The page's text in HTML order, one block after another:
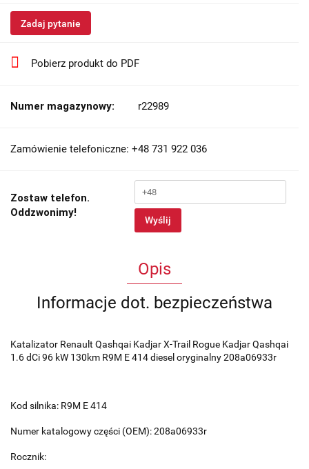
Zadaj pytanie
Pobierz produkt do PDF
Numer magazynowy: r22989
Zamówienie telefoniczne: +48 731 922 036
Zostaw telefon.
Oddzwonimy!
Wyślij
Opis
Informacje dot. bezpieczeństwa
Katalizator Renault Qashqai Kadjar X-Trail Rogue Kadjar Qashqai
1.6 dCi 96 kW 130km R9M E 414 diesel oryginalny 208a06933r
Kod silnika: R9M E 414
Numer katalogowy części (OEM): 208a06933r
Rocznik: